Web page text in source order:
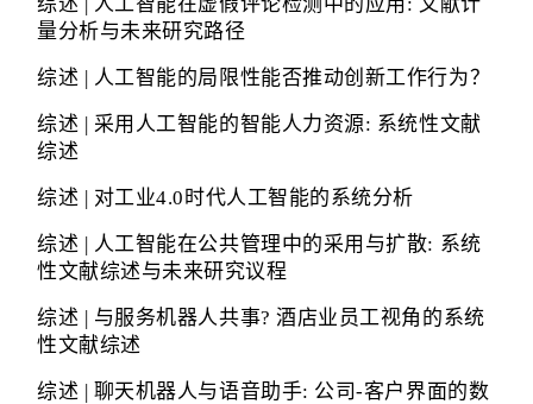
量分析与未来研究路径
综述 | 人工智能的局限性能否推动创新工作行为？
综述 | 采用人工智能的智能人力资源: 系统性文献
综述
综述 | 对工业4.0时代人工智能的系统分析
综述 | 人工智能在公共管理中的采用与扩散: 系统
性文献综述与未来研究议程
综述 | 与服务机器人共事? 酒店业员工视角的系统
性文献综述
综述 | 聊天机器人与语音助手: 公司-客户界面的数